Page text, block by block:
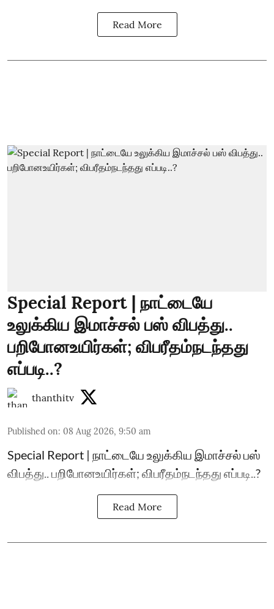
Read More
Special Report | நாட்டையே
உலுக்கிய இமாச்சல் பஸ் விபத்து..
பறிபோனஉயிர்கள்; விபரீதம்நடந்தது
எப்படி..?
thanthitv
Published on: 08 Aug 2026, 9:50 am
Special Report | நாட்டையே உலுக்கிய இமாச்சல் பஸ்
விபத்து.. பறிபோனஉயிர்கள்; விபரீதம்நடந்தது எப்படி..?
Read More